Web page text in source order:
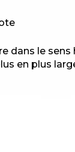
dans le sens
en plus